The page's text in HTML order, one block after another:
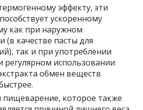
эффекту, эти
ускоренному
как при наружном
(в качестве пасты для
так и при употреблении
регулярном использовании
обмен веществ
пищеварение, которое также